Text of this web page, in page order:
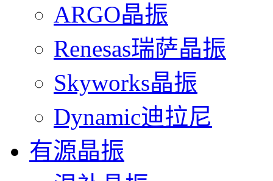
ARGO晶振
Renesas瑞萨晶振
Skyworks晶振
Dynamic迪拉尼
有源晶振